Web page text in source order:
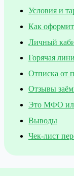
Условия и
Как
Личный
Горячая
Отписка от
Отзывы
Это МФО
Выводы
Чек-лист